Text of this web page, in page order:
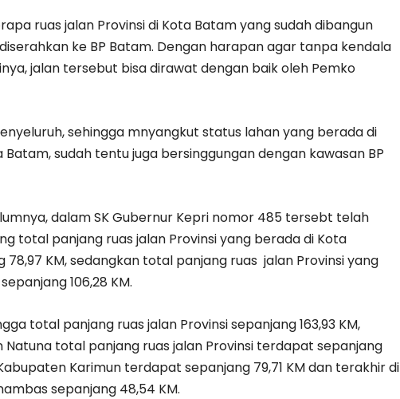
ruas jalan Provinsi di Kota Batam yang sudah dibangun
ke BP Batam. Dengan harapan agar tanpa kendala
jalan tersebut bisa dirawat dengan baik oleh Pemko
sehingga mnyangkut status lahan yang berada di
sudah tentu juga bersinggungan dengan kawasan BP
dalam SK Gubernur Kepri nomor 485 tersebt telah
total panjang ruas jalan Provinsi yang berada di Kota
78,97 KM, sedangkan total panjang ruas jalan Provinsi yang
106,28 KM.
total panjang ruas jalan Provinsi sepanjang 163,93 KM,
Natuna total panjang ruas jalan Provinsi terdapat sepanjang
Karimun terdapat sepanjang 79,71 KM dan terakhir di
sepanjang 48,54 KM.